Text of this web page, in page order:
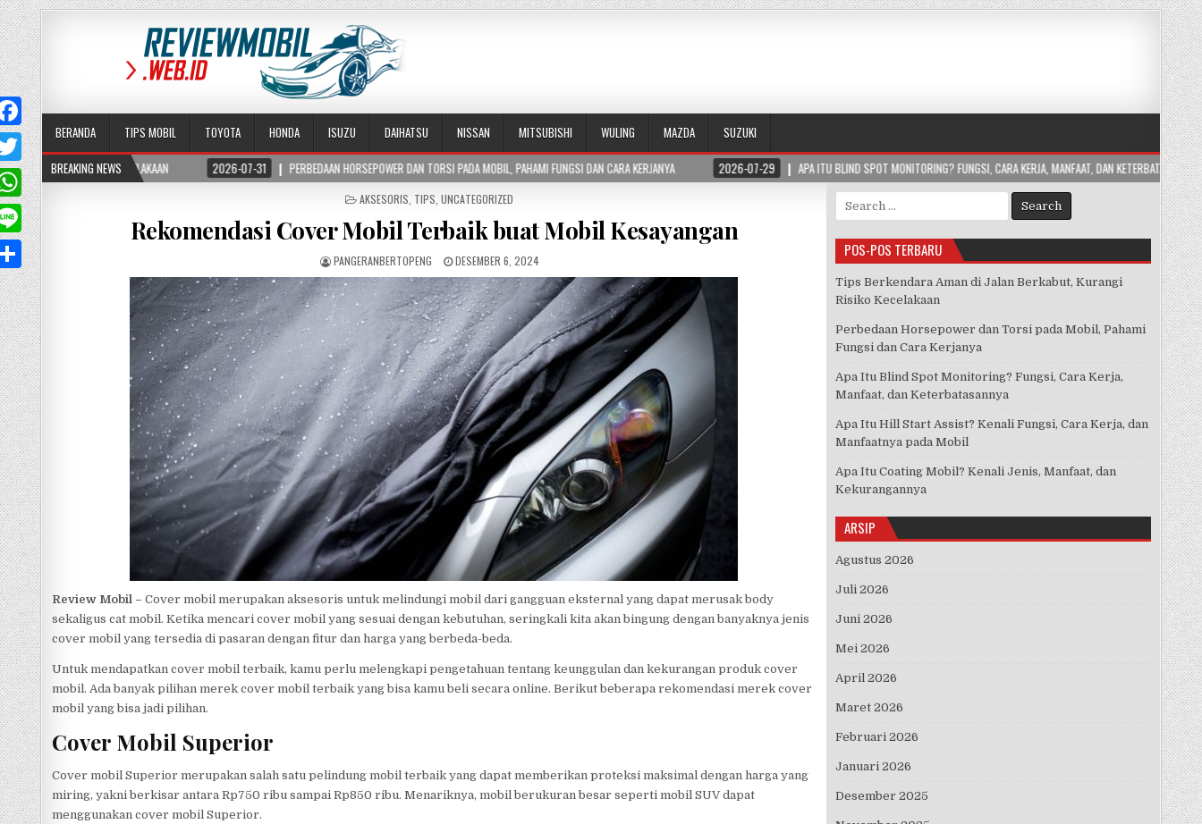
BERANDA TIPS MOBIL TOYOTA HONDA ISUZU DAIHATSU NISSAN MITSUBISHI WULING MAZDA
SUZUKI
BREAKING NEWS2026-07-31 PERBEDAAN HORSEPOWER DAN TORSI PADA MOBIL, PAHAMI FUNGSI DAN CARA KERJANYA 2026-07-29 APA ITU BLIND SPOT MONITORING? FUNGSI, CARA KERJA, MANFAAT, DAN KETERBATASANNYA 2026-07-24
POSTED
AKSESORIS TIPS ,UNCATEGORIZED
Rekomendasi Cover Mobil Terbaik buat Mobil Kesayangan
PANGERANBERTOPENG DESEMBER 6, 2024
Review Mobil – Cover mobil merupakan aksesoris untuk melindungi mobil dari gangguan eksternal yang dapat merusak body
sekaligus cat mobil. Ketika mencari cover mobil yang sesuai dengan kebutuhan, seringkali kita akan bingung dengan banyaknya jenis
cover mobil yang tersedia di pasaran dengan fitur dan harga yang berbeda-beda.
Untuk mendapatkan cover mobil terbaik, kamu perlu melengkapi pengetahuan tentang keunggulan dan kekurangan produk cover
mobil. Ada banyak pilihan merek cover mobil terbaik yang bisa kamu beli secara online. Berikut beberapa rekomendasi merek cover
mobil yang bisa jadi pilihan.
Cover Mobil Superior
Cover mobil Superior merupakan salah satu pelindung mobil terbaik yang dapat memberikan proteksi maksimal dengan harga yang
miring, yakni berkisar antara Rp750 ribu sampai Rp850 ribu. Menariknya, mobil berukuran besar seperti mobil SUV dapat
menggunakan cover mobil Superior.
Search
for:
POS-POS TERBARU
Tips Berkendara Aman di Jalan Berkabut, Kurangi
Risiko Kecelakaan
Perbedaan Horsepower dan Torsi pada Mobil, Pahami
Fungsi dan Cara Kerjanya
Apa Itu Blind Spot Monitoring? Fungsi, Cara Kerja,
Manfaat, dan Keterbatasannya
Apa Itu Hill Start Assist? Kenali Fungsi, Cara Kerja, dan
Manfaatnya pada Mobil
Apa Itu Coating Mobil? Kenali Jenis, Manfaat, dan
Kekurangannya
ARSIP
Agustus 2026
Juli 2026
Juni 2026
Mei 2026
April 2026
Maret 2026
Februari 2026
Januari 2026
Desember 2025